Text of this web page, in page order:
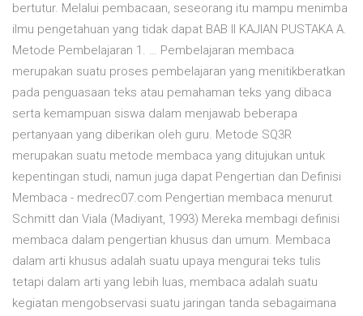
bertutur. Melalui pembacaan, seseorang itu mampu menimba
ilmu pengetahuan yang tidak dapat BAB II KAJIAN PUSTAKA A.
Metode Pembelajaran 1. … Pembelajaran membaca
merupakan suatu proses pembelajaran yang menitikberatkan
pada penguasaan teks atau pemahaman teks yang dibaca
serta kemampuan siswa dalam menjawab beberapa
pertanyaan yang diberikan oleh guru. Metode SQ3R
merupakan suatu metode membaca yang ditujukan untuk
kepentingan studi, namun juga dapat Pengertian dan Definisi
Membaca - medrec07.com Pengertian membaca menurut
Schmitt dan Viala (Madiyant, 1993) Mereka membagi definisi
membaca dalam pengertian khusus dan umum. Membaca
dalam arti khusus adalah suatu upaya mengurai teks tulis
tetapi dalam arti yang lebih luas, membaca adalah suatu
kegiatan mengobservasi suatu jaringan tanda sebagaimana